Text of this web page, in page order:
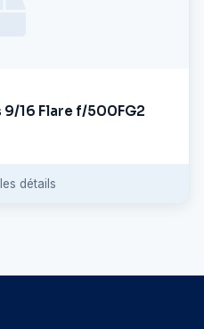
16 Flare f/500FG2
détails